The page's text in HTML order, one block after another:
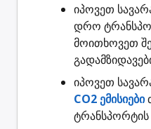
იპოვეთ
დრო
მოითხოვეთ
იპოვეთ
CO2 ემისიები
ტრანსპორტის